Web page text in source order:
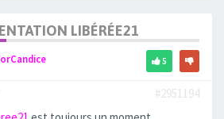
LIBÉRÉE21
5
#2951194